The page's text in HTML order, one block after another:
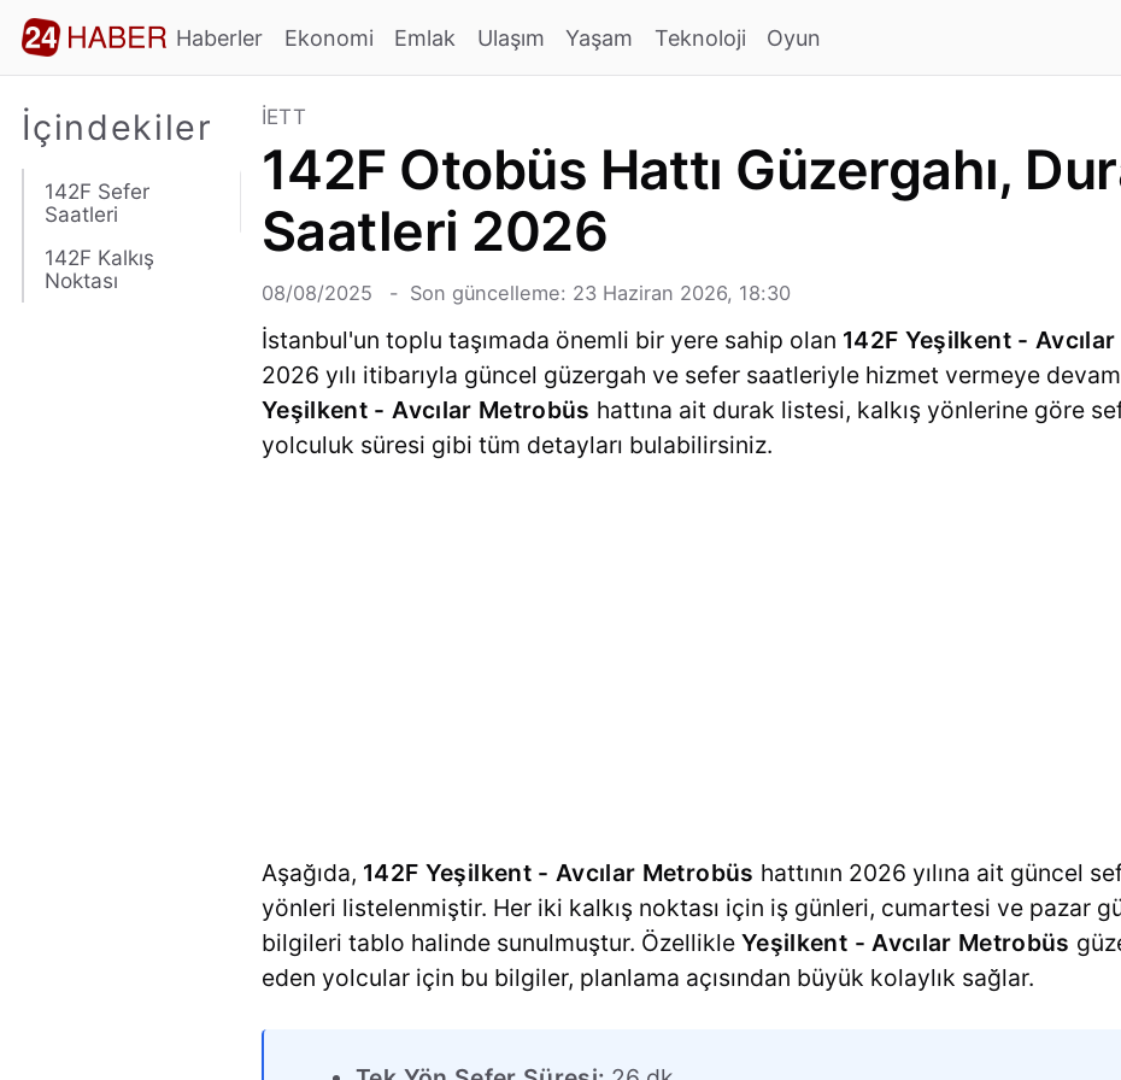
Haberler Ekonomi Emlak Ulaşım Yaşam Teknoloji Oyun
İçindekiler
142F Sefer
Saatleri
142F Kalkış
Noktası
İETT
142F Otobüs Hattı Güzergahı,
Saatleri 2026
08/08/2025 Son güncelleme: 23 Haziran 2026, 18:30
İstanbul'un toplu taşımada önemli bir yere sahip olan 142F Yeşilkent -
2026 yılı itibarıyla güncel güzergah ve sefer saatleriyle hizmet vermeye
Yeşilkent - Avcılar Metrobüs hattına ait durak listesi, kalkış yönlerine göre
yolculuk süresi gibi tüm detayları bulabilirsiniz.
Aşağıda, 142F Yeşilkent - Avcılar Metrobüs hattının 2026 yılına ait güncel
yönleri listelenmiştir. Her iki kalkış noktası için iş günleri, cumartesi ve pazar
bilgileri tablo halinde sunulmuştur. Özellikle Yeşilkent - Avcılar Metrobüs
eden yolcular için bu bilgiler, planlama açısından büyük kolaylık sağlar.